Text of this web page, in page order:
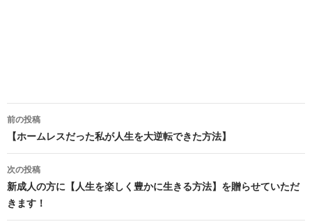
投
稿
ナ
ビ
ゲ
前の投稿
【ホームレスだった私が人生を大逆転できた方法】
次の投稿
新成人の方に【人生を楽しく豊かに生きる方法】を贈らせていただ
きます！